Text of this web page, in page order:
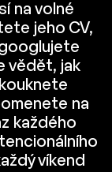
na volné
jeho CV,
vědět, jak
na
každého
víkend